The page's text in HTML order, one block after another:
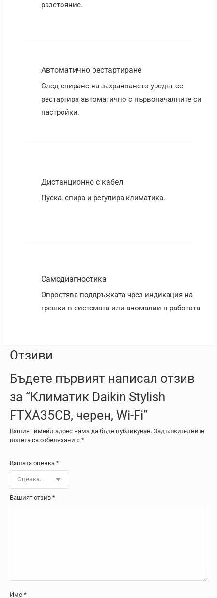
разстояние.
Автоматично рестартиране
След спиране на захранването уредът се
рестартира автоматично с първоначалните си
настройки.
Дистанционно с кабел
Пуска, спира и регулира климатика.
Самодиагностика
Опростява поддръжката чрез индикация на
грешки в системата или аномалии в работата.
Отзиви
Бъдете първият написал отзив
за “Климатик Daikin Stylish
FTXA35CB, черен, Wi-Fi”
Вашият имейл адрес няма да бъде публикуван. Задължителните
полета са отбелязани с *
Вашата оценка *
Вашият отзив *
Име *